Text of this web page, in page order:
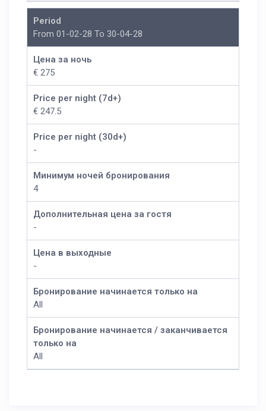
Period
From 01-02-28 To 30-04-28
Цена за ночь
€ 275
Price per night (7d+)
€ 247.5
Price per night (30d+)
-
Минимум ночей бронирования
4
Дополнительная цена за гостя
-
Цена в выходные
-
Бронирование начинается только на
All
Бронирование начинается / заканчивается
только на
All